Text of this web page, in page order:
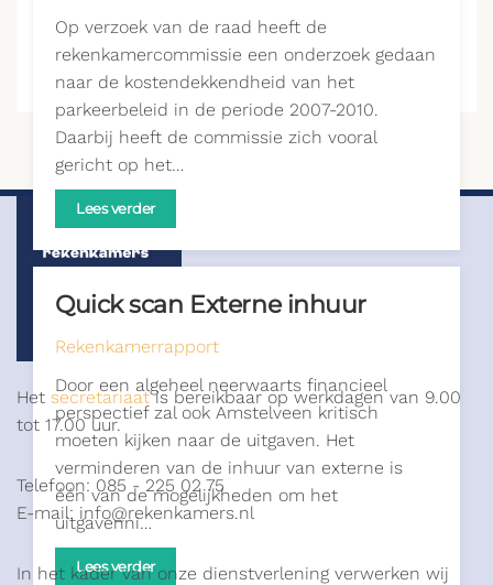
Op verzoek van de raad heeft de
rekenkamercommissie een onderzoek gedaan
naar de kostendekkendheid van het
parkeerbeleid in de periode 2007-2010.
Daarbij heeft de commissie zich vooral
gericht op het…
Lees verder
Quick scan Externe inhuur
Rekenkamerrapport
Door een algeheel neerwaarts financieel
perspectief zal ook Amstelveen kritisch
moeten kijken naar de uitgaven. Het
verminderen van de inhuur van externe is
één van de mogelijkheden om het
uitgavenni…
Lees verder
Het secretariaatis bereikbaar op werkdagen van 9.00
tot 17.00 uur.
Telefoon: 085 - 225 02 75
E-mail: info@rekenkamers.nl
In het kader van onze dienstverlening verwerken wij